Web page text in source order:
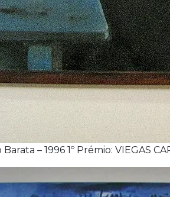
– 1996 1º Prémio: VIEGAS